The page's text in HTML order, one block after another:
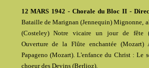
12 MARS 1942 - Chorale du Bloc II -
Bataille de Marignan (Jennequin) Mignonne,
(Costeley) Notre vicaire un jour de fête
Ouverture de la Flûte enchantée (Mozart)
Papageno (Mozart). L'enfance du Christ : Le
choeur des Devins (Berlioz).